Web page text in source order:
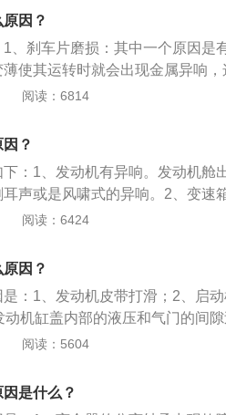
老化不严重，可以通过调节涨紧
即使超出了厂家规定的里程，也
说明书上的要点，不能一次超过
，机器会报废。3、使用洁净的气
现象，但大城市一般有保障,如
法是充气前压下气瓶嘴闻一下,如
下直晒：气体机直晒的结果不是
因？
、刹车片磨损：其中一个原因是
使其运转时就会出现金属异响
辆的制动性能也会有些影响，所
会引起车辆行驶中有异响。3、
辆行驶过程中会蹭到旋转中的轮
店进行检查维修更换。
阅读：6814
？
：1、发动机有异响。发动机舱
声或是风啸式的异响。2、变速
会有类似吹口哨的声音。3、磨
办法如下：1、发动机有异响。
生变化。主要是因有些零件磨损
发动机将可能发生事故性损伤
障扩大。2、变速箱有异响。变
分析判断时应注意：是否与特定
肯定与影响该档传动的部件有关
阅读：6424
因？
：1、发动机皮带打滑；2、启
机缸盖内部的液压和气门的间
7、三元催化器故障；8、发动机
，将钥匙再向上拧启动车辆；3、
阅读：5604
是什么？